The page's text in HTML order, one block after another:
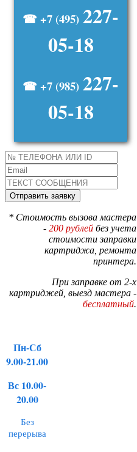
☎ +7 (495) 227-
05-18
☎ +7 (985) 227-
05-18
* Стоимость вызова мастера
- 200 рублей без учета
стоимости заправки
картриджа, ремонта
принтера.
При заправке от 2-х
картриджей, выезд мастера -
бесплатный.
Пн-Сб
9.00-21.00
Вс 10.00-
20.00
Без
перерыва